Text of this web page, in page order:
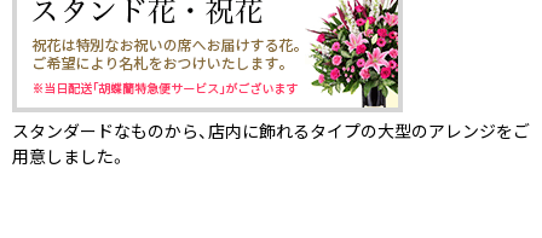
スタンダードなものから、店内に飾れるタイプの大型のアレンジをご
用意しました。